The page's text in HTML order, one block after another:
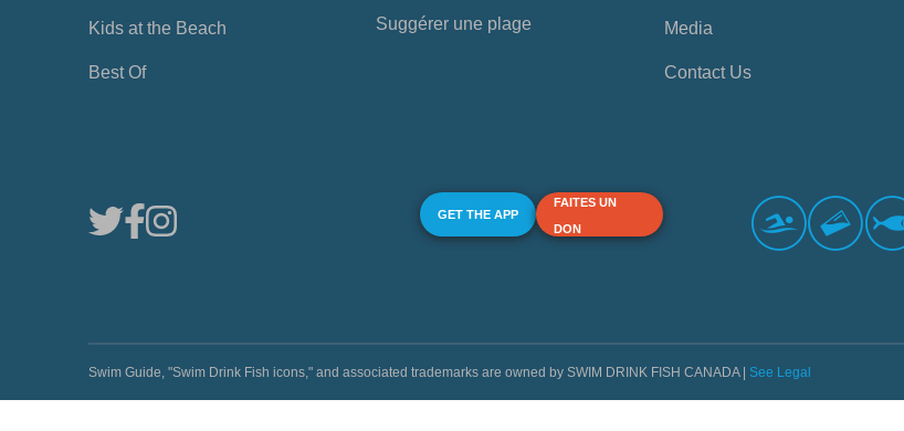
Kids at the Beach
Best Of
Suggérer une plage Media
Contact Us
GET THE APP
FAITES UN
DON
Swim Guide, "Swim Drink Fish icons," and associated trademarks are owned by SWIM DRINK FISH CANADA | See Legal